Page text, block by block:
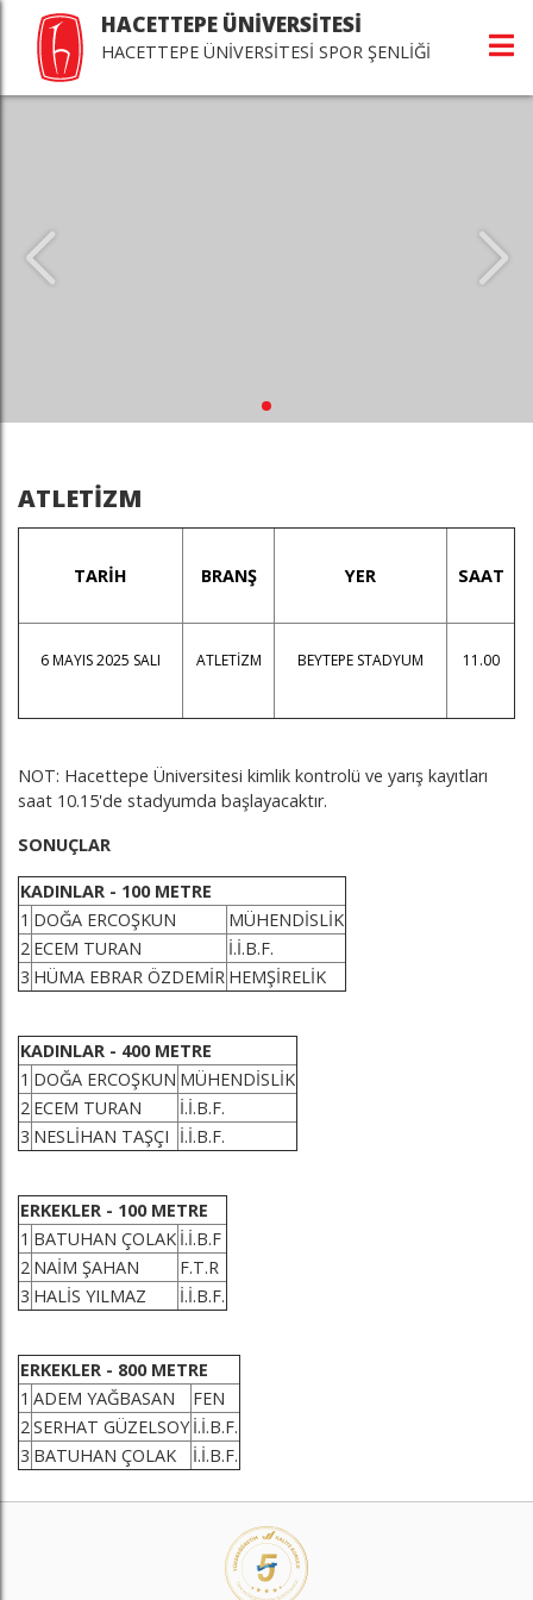
HACETTEPE ÜNİVERSİTESİ
HACETTEPE ÜNİVERSİTESİ SPOR ŞENLİĞİ
ATLETİZM
TARİH BRANŞ YER SAAT
6 MAYIS 2025 SALI ATLETİZM BEYTEPE STADYUM 11.00
NOT: Hacettepe Üniversitesi kimlik kontrolü ve yarış kayıtları
saat 10.15'de stadyumda başlayacaktır.
SONUÇLAR
KADINLAR - 100 METRE
1 DOĞA ERCOŞKUN
MÜHENDİSLİK
2 ECEM TURAN
İ.İ.B.F.
3 HÜMA EBRAR ÖZDEMİR HEMŞİRELİK
KADINLAR - 400 METRE
1 DOĞA ERCOŞKUN MÜHENDİSLİK
2 ECEM TURAN
İ.İ.B.F.
3 NESLİHAN TAŞÇI İ.İ.B.F.
ERKEKLER - 100 METRE
1 BATUHAN ÇOLAK İ.İ.B.F
2 NAİM ŞAHAN
F.T.R
3 HALİS YILMAZ İ.İ.B.F.
ERKEKLER - 800 METRE
1 ADEM YAĞBASAN
FEN
2SERHAT GÜZELSOY İ.İ.B.F.
3 BATUHAN ÇOLAK İ.İ.B.F.